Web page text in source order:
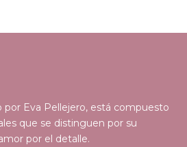
por Eva Pellejero, está compuesto
que se distinguen por su
por el detalle.